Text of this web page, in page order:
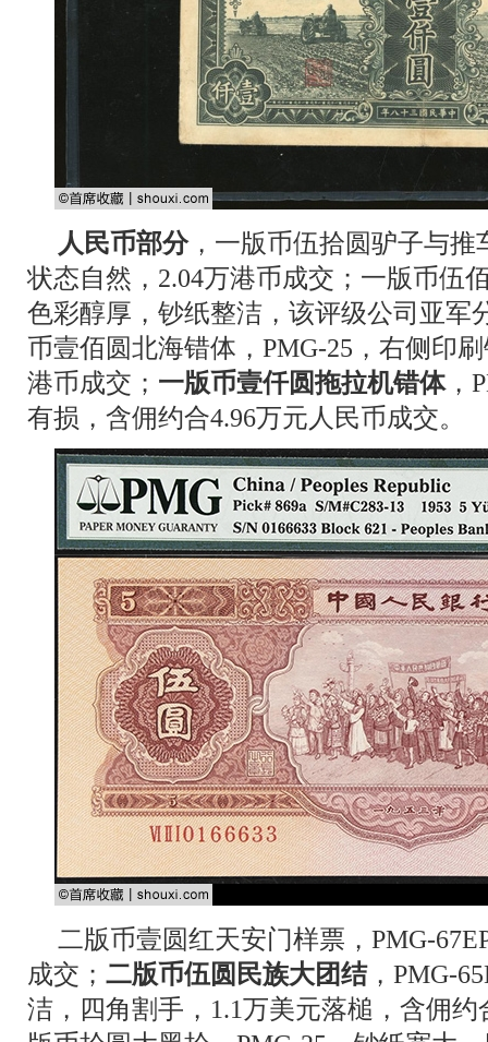
人民币部分，一版币伍拾圆驴子与推
状态自然，2.04万港币成交；一版币伍
色彩醇厚，钞纸整洁，该评级公司亚军
币壹佰圆北海错体，PMG-25，右侧印
港币成交； 一版币壹仟圆拖拉机错体，
有损，含佣约合4.96万元人民币成交。
二版币壹圆红天安门样票，PMG-
成交； 二版币伍圆民族大团结，PMG-
洁，四角割手，1.1万美元落槌，含佣